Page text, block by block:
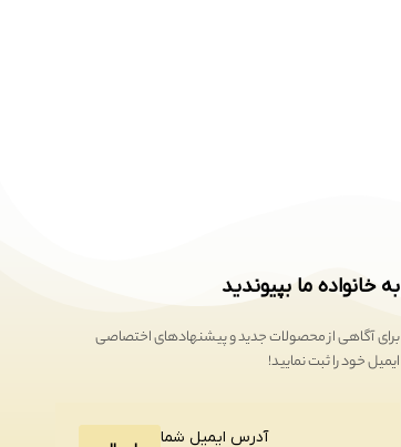
به خانواده ما بپیوندید
برای آگاهی از محصولات جدید و پیشنهادهای اختصاصی
ایمیل خود را ثبت نمایید!
آدرس ایمیل شما